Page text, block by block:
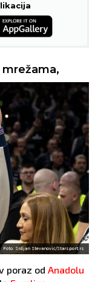
Foto: Srdjan Stevanovic/Starsport.rs
poraz od Anadolu